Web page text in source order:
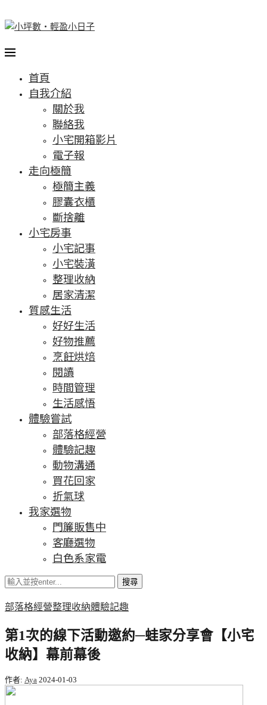
首頁
自我介紹
關於我
聯絡我
小宅開箱影片
電子報
走向極簡
極簡主義
膠囊衣櫃
斷捨離
小宅房事
小宅記事
小宅裝潢
整理收納
居家清潔
質感生活
好好生活
好物推薦
烹飪烘焙
閱讀
時間管理
生活感悟
體驗嘗試
部落格經營
體驗記趣
動物溝通
買花回家
折氣球
我家選物
門簾販售中
客廳選物
白色系家電
搜尋
部落格經營整理收納體驗記趣
第1次的線下活動邀約─蛙家分享會【小宅
收納】幕前幕後
作者: Aya 2024-01-03